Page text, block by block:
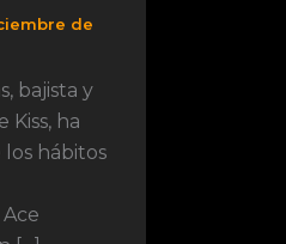
de
bajista y
ha
hábitos